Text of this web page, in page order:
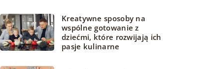
Kreatywne sposoby na
wspólne gotowanie z
dziećmi, które rozwijają ich
pasje kulinarne